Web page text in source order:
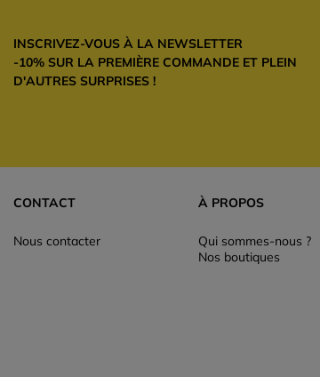
INSCRIVEZ-VOUS À LA NEWSLETTER
-10% SUR LA PREMIÈRE COMMANDE ET PLEIN
D'AUTRES SURPRISES !
CONTACT
Nous contacter
À PROPOS
Qui sommes-nous ?
Nos boutiques